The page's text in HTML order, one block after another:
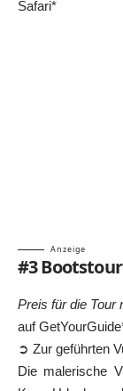
Safari*
Anzeige
#3
Preis für die Tour
auf
➲ Zur geführten
Die malerische